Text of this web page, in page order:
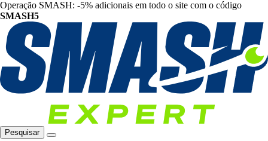
Operação SMASH: -5% adicionais em todo o site com o código
SMASH5
Pesquisar